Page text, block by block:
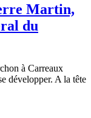
Martin,
du
à Carreaux
développer. A la tête